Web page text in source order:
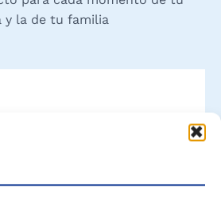
y la de tu familia